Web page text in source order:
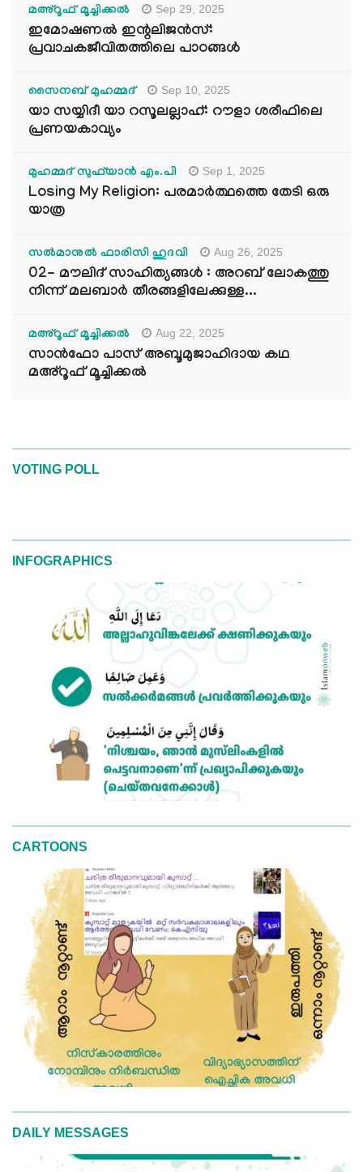
മഅ്റൂഫ് മൂച്ചിക്കല്‍ Sep 29, 2025
ഇമോഷണൽ ഇന്റലിജൻസ്:
പ്രവാചകജീവിതത്തിലെ പാഠങ്ങൾ
സൈനബ് മുഹമ്മദ് Sep 10, 2025
യാ സയ്യിദീ യാ റസൂലല്ലാഹ്: റൗളാ ശരീഫിലെ
പ്രണയകാവ്യം
മുഹമ്മദ് സുഫ്‌യാൻ എം.പി Sep 1, 2025
Losing My Religion: പരമാർത്ഥത്തെ തേടി ഒരു
യാത്ര
സൽമാനുൽ ഫാരിസി ഹുദവി Aug 26, 2025
02- മൗലിദ് സാഹിത്യങ്ങൾ : അറബ് ലോകത്തു
നിന്ന് മലബാർ തീരങ്ങളിലേക്കുള്ള...
മഅ്റൂഫ് മൂച്ചിക്കല്‍ Aug 22, 2025
സാൻഫോ പാസ് അബൂമുജാഹിദായ കഥ
മഅ്റൂഫ് മൂച്ചിക്കല്‍
VOTING POLL
INFOGRAPHICS
CARTOONS
DAILY MESSAGES